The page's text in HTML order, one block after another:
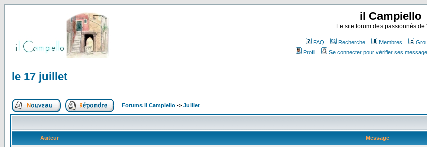
il Campiello
Le site forum des passionnés de
FAQ Recherche Membres
Profil
Se connecter pour vérifier ses
le 17 juillet
Forums il Campiello -> Juillet
Auteur
Message